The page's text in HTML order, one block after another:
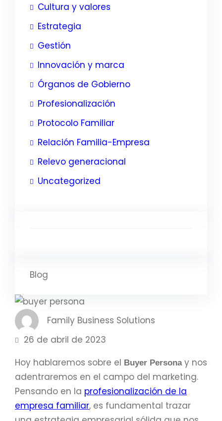
Cultura y valores
Estrategia
Gestión
Innovación y marca
Órganos de Gobierno
Profesionalización
Protocolo Familiar
Relación Familia-Empresa
Relevo generacional
Uncategorized
Blog
Family Business Solutions
26 de abril de 2023
Hoy hablaremos sobre el Buyer Personay nos
adentraremos en el campo del marketing.
Pensando en la profesionalización de la
empresa familiar, es fundamental trazar